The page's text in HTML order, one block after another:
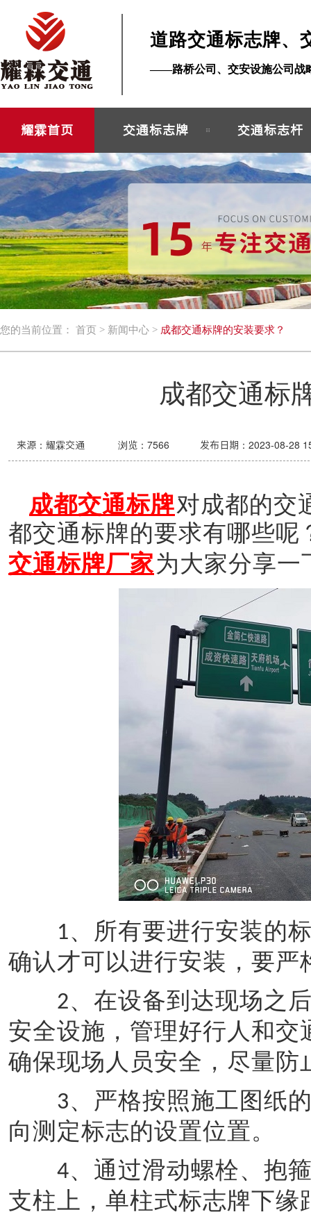
道路交通标志牌、
——路桥公司、交安设施公司战
耀霖首页 交通标志牌 交通标志杆
您的当前位置： 首页 > 新闻中心 > 成都交通标牌的安装要求？
成都交通标
来源：耀霖交通 浏览： 7566 发布日期：2023-08-28
成都交通标牌对成都的交
都交通标牌的要求有哪些呢
交通标牌厂家为大家分享一
1、所有要进行安装的
确认才可以进行安装，要严
2、在设备到达现场之
安全设施 ， 管理好行人和交
确保现场人员安全，尽量防
3、严格按照施工图纸
向测定标志的设置位置。
4、通过滑动螺栓、抱
支柱上，单柱式标志牌下缘